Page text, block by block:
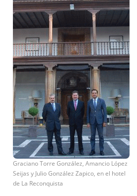
Graciano Torre González, Amancio López
Seijas y Julio González Zapico, en el hotel
de La Reconquista